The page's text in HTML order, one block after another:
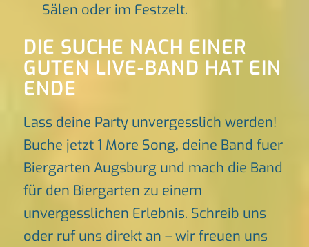
Sälen oder im Festzelt.
DIE SUCHE NACH EINER
GUTEN LIVE-BAND HAT EIN
ENDE
Lass deine Party unvergesslich werden!
Buche jetzt 1 More Song, deine Band fuer
Biergarten Augsburg und mach die Band
für den Biergarten zu einem
unvergesslichen Erlebnis. Schreib uns
oder ruf uns direkt an – wir freuen uns